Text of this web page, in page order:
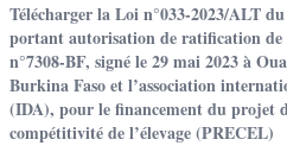
Télécharger la Loi n°033-2023/ALT
portant autorisation de ratification de
n°7308-BF, signé le 29 mai 2023 à
Burkina Faso et l’association
(IDA), pour le financement du projet
compétitivité de l’élevage (PRECEL)